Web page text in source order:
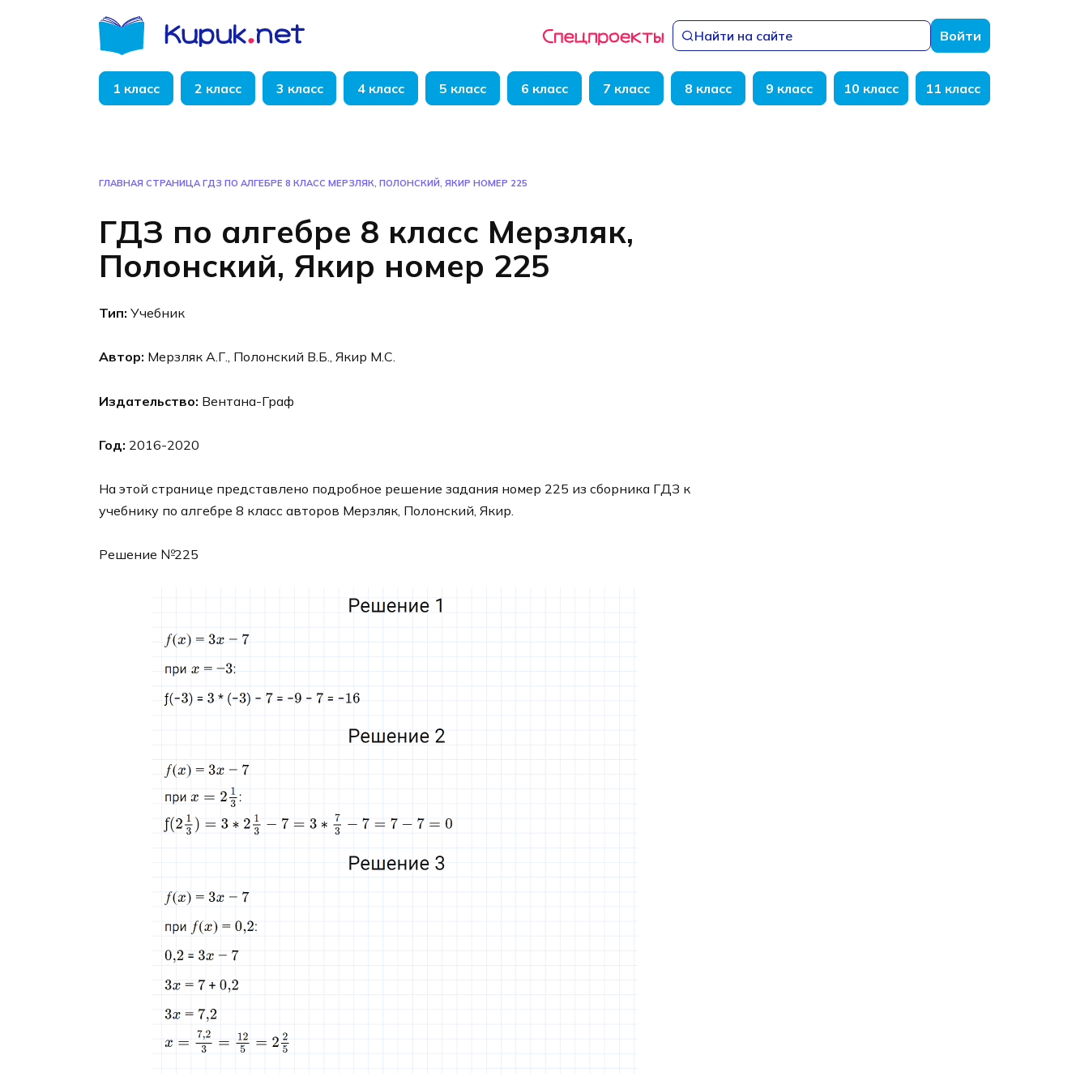
Найти на сайте Войти
1 класс 2 класс 3 класс 4 класс 5 класс 6 класс 7 класс 8 класс 9 класс 10 класс 11 класс
ГЛАВНАЯ СТРАНИЦА ГДЗ ПО АЛГЕБРЕ 8 КЛАСС МЕРЗЛЯК, ПОЛОНСКИЙ, ЯКИР НОМЕР 225
ГДЗ по алгебре 8 класс Мерзляк,
Полонский, Якир номер 225
Тип: Учебник
Автор: Мерзляк А.Г., Полонский В.Б., Якир М.С.
Издательство: Вентана-Граф
Год: 2016-2020
На этой странице представлено подробное решение задания номер 225 из сборника ГДЗ к
учебнику по алгебре 8 класс авторов Мерзляк, Полонский, Якир.
Решение №225